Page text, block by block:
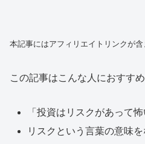
本記事にはアフィリエイトリンクが含
この記事はこんな人におすす
「投資はリスクがあって
リスクという言葉の意味